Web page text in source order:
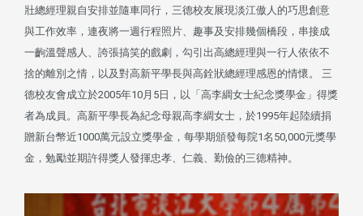
壯總經理親自安排並隨車同行，三德校友展現淡江傲人的巧思創意
與工作效率，連夜將一週行程照片、趣事及安排幾個橋段，串接成
一齣溫聲感人、誇張搞笑的戲劇，勾引出高總經理與一行人依依不
捨的離別之情，以及對高新平學長與高銓狀總經理感恩的情懷。 三
德校友會成立於2005年10月5日，以「高李綢女士紀念獎學金」得獎
者為成員。高新平學長為紀念母親高李綢女士，於1995年起陸續捐
贈新台幣近1000萬元設立獎學金，每學期頒發每院1名50,000元獎學
金，勉勵並期許得獎人發揮忠孝、仁義、勤儉的三德精神。